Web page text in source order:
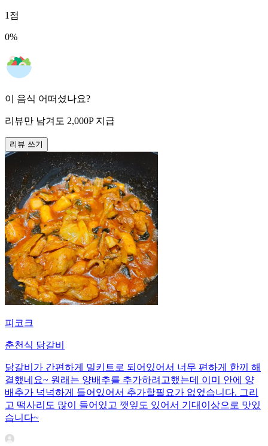
1 점
0%
이 음식 어떠셨나요?
리뷰만 남겨도 2,000P 지급
리뷰 쓰기
피코크
춘천식 닭갈비
닭갈비가 간편하게 밀키트로 되어있어서 너무 편하게 한끼 해
결했네요~ 원래는 양배추를 추가하려고했는데 이미 안에 양
배추가 넉넉하게 들어있어서 추가할필요가 없었습니다. 그리
고 떡사리도 많이 들어있고 깻잎도 있어서 기대이상으로 맛있
습니다~